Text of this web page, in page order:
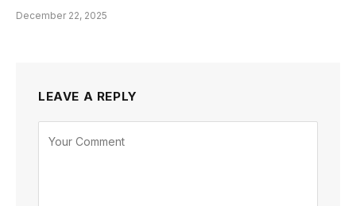
December 22, 2025
LEAVE A REPLY